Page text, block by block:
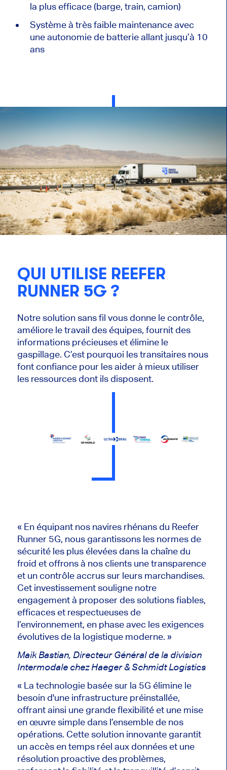
la plus efficace (barge, train, camion)
Système à très faible maintenance avec
une autonomie de batterie allant jusqu’à 10
ans
QUI UTILISE REEFER
RUNNER 5G ?
Notre solution sans fil vous donne le contrôle,
améliore le travail des équipes, fournit des
informations précieuses et élimine le
gaspillage. C’est pourquoi les transitaires nous
font confiance pour les aider à mieux utiliser
les ressources dont ils disposent.
« En équipant nos navires rhénans du Reefer
Runner 5G, nous garantissons les normes de
sécurité les plus élevées dans la chaîne du
froid et offrons à nos clients une transparence
et un contrôle accrus sur leurs marchandises.
Cet investissement souligne notre
engagement à proposer des solutions fiables,
efficaces et respectueuses de
l’environnement, en phase avec les exigences
évolutives de la logistique moderne. »
Maik Bastian, Directeur Général de la division
Intermodale chez Haeger & Schmidt Logistics
« La technologie basée sur la 5G élimine le
besoin d'une infrastructure préinstallée,
offrant ainsi une grande flexibilité et une mise
en œuvre simple dans l’ensemble de nos
opérations. Cette solution innovante garantit
un accès en temps réel aux données et une
résolution proactive des problèmes,